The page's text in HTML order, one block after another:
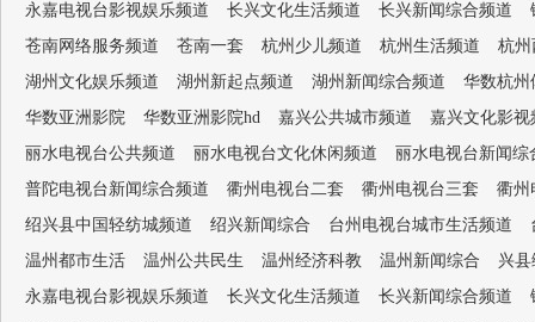
永嘉电视台影视娱乐频道
长兴文化生活频道 长兴新闻综合频道
苍南网络服务频道
苍南一套 杭州少儿频道 杭州生活频道
杭州
湖州文化娱乐频道
湖州新起点频道 湖州新闻综合频道
华数杭州
华数亚洲影院
华数亚洲影院hd 嘉兴公共城市频道
嘉兴文化影视
丽水电视台公共频道
丽水电视台文化休闲频道
丽水电视台新闻综
普陀电视台新闻综合频道
衢州电视台二套 衢州电视台三套
衢州
绍兴县中国轻纺城频道
绍兴新闻综合 台州电视台城市生活频道
温州都市生活
温州公共民生 温州经济科教 温州新闻综合
兴
永嘉电视台影视娱乐频道
长兴文化生活频道 长兴新闻综合频道